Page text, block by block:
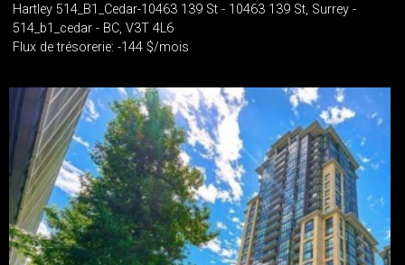
Hartley 514_B1_Cedar-10463 139 St - 10463 139 St, Surrey -
514_b1_cedar - BC, V3T 4L6
Flux de trésorerie: -144 $/mois